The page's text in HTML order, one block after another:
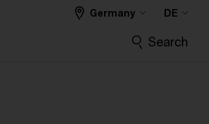
Germany DE
Search